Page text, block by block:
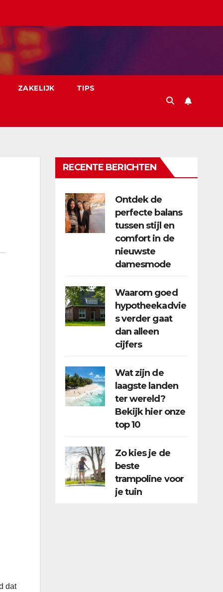
ZAKELIJK TIPS
dat
RECENTE BERICHTEN
Ontdek de
perfecte balans
tussen stijl en
comfort in de
nieuwste
damesmode
Waarom goed
hypotheekadvie
s verder gaat
dan alleen
cijfers
Wat zijn de
laagste landen
ter wereld?
Bekijk hier onze
top 10
Zo kies je de
beste
trampoline voor
je tuin